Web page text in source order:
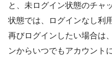
と、未ログイン状態のチャ
状態では、ログインなし利
再びログインしたい場合は
ンからいつでもアカウント